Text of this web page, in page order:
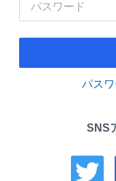
パス
SNS